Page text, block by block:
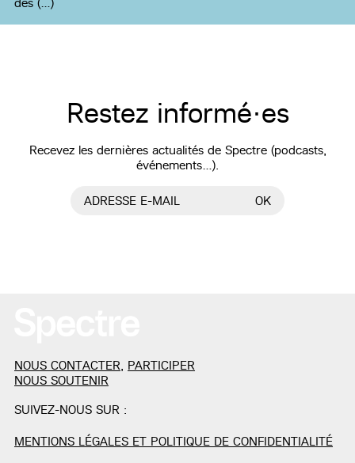
Restez informé·es
Recevez les dernières actualités de Spectre (podcasts,
événements…).
ADRESSE E-MAIL OK
NOUS CONTACTER, PARTICIPER
NOUS SOUTENIR
SUIVEZ-NOUS SUR :
MENTIONS LÉGALES ET POLITIQUE DE CONFIDENTIALITÉ